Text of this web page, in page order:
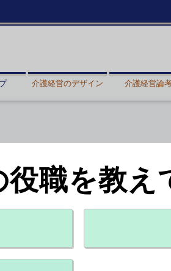
介護経営のデザイン 介護経営論
に格差があるとするデータを中央社会保
役職を教え